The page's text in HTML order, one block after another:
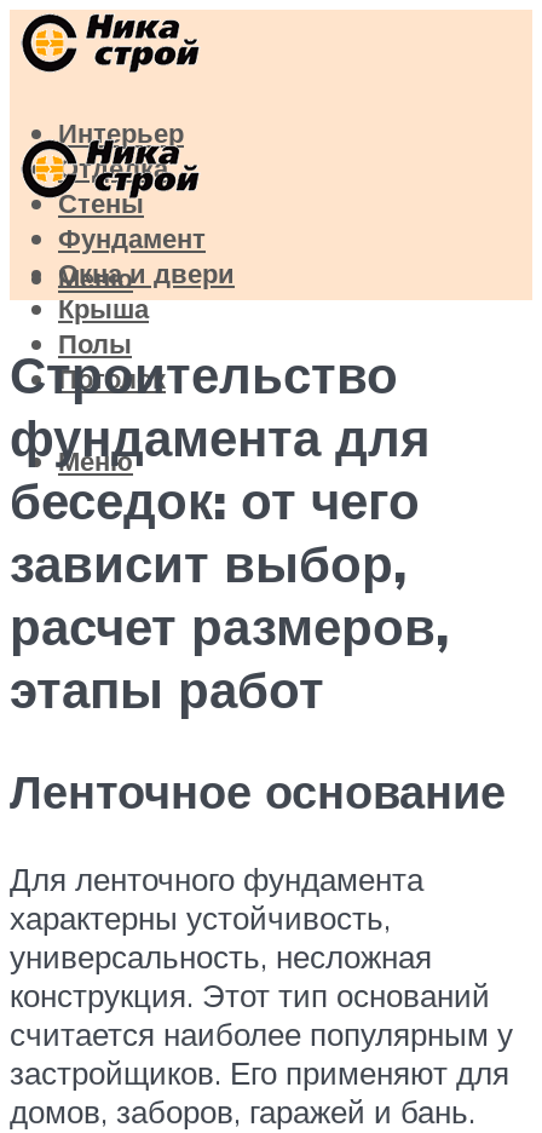
Интерьер
Отделка
Стены
Фундамент
Окна и двери
Крыша
Полы
Потолок
Меню
Меню
Строительство
фундамента для
беседок: от чего
зависит выбор,
расчет размеров,
этапы работ
Ленточное основание
Для ленточного фундамента
характерны устойчивость,
универсальность, несложная
конструкция. Этот тип оснований
считается наиболее популярным у
застройщиков. Его применяют для
домов, заборов, гаражей и бань.